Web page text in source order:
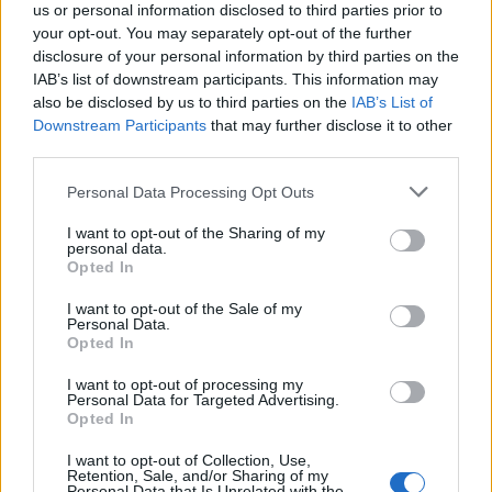
us or personal information disclosed to third parties prior to
your opt-out. You may separately opt-out of the further
disclosure of your personal information by third parties on the
IAB’s list of downstream participants. This information may
also be disclosed by us to third parties on the IAB’s List of
Downstream Participants that may further disclose it to other
Personal Data Processing Opt Outs
I want to opt-out of the Sharing of my
personal data.
Opted In
I want to opt-out of the Sale of my
Personal Data.
Opted In
I want to opt-out of processing my
Personal Data for Targeted Advertising.
Opted In
I want to opt-out of Collection, Use,
Retention, Sale, and/or Sharing of my
POWIĄZANE DYSKUSJE NA FORUM Z
KATEGORII INNE TEMATY
lompa1988
Forum:Onkologia - forum dla rodziny i pacjenta
Dzień dobry potrzebuję wsparcia mój Mąż umiera na
nowotwór jest w ostatnim stadium terminalnym z
Forum:Onkologia - forum dla rodziny i pacjenta
Badanie o radzeniu sobie z chorobą nowotworową